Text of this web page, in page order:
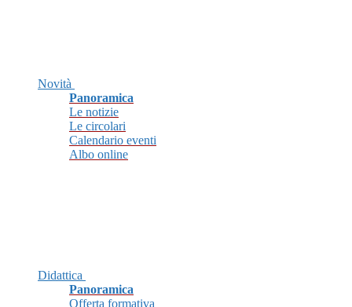
Novità
Panoramica
Le notizie
Le circolari
Calendario eventi
Albo online
Didattica
Panoramica
Offerta formativa